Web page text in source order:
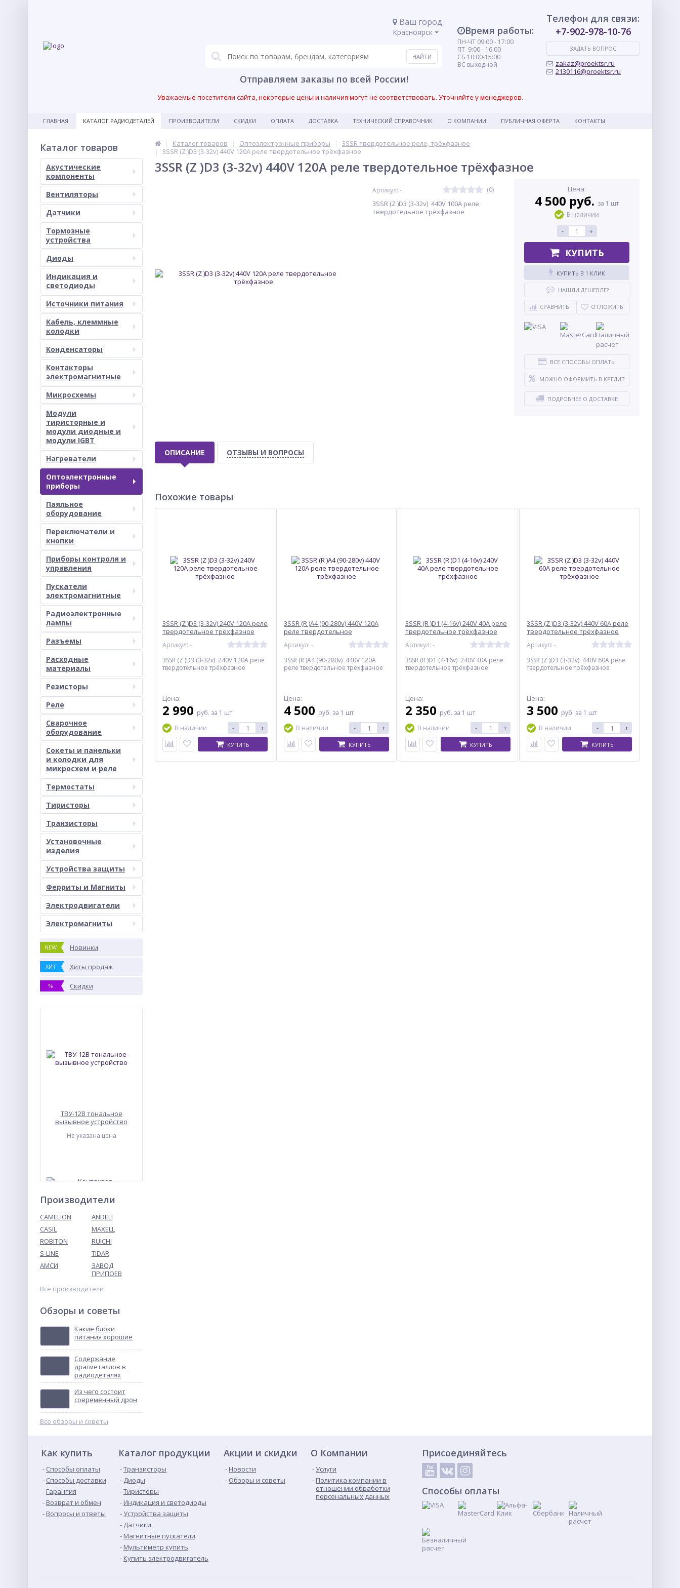
Ваш город
Красноярск
Отправляем заказы по всей России!
Время работы:
ПН-ЧТ 09:00 - 17:00
ПТ 9:00 - 16:00
СБ 10:00-15:00
ВС выходной
Телефон для связи:
+7-902-978-10-76
ЗАДАТЬ ВОПРОС
zakaz@proektsr.ru
2130116@proektsr.ru
Уважаемые посетители сайта, некоторые цены и наличия могут не соответствовать. Уточняйте у менеджеров.
ГЛАВНАЯ КАТАЛОГ РАДИОДЕТАЛЕЙ ПРОИЗВОДИТЕЛИ СКИДКИ ОПЛАТА ДОСТАВКА ТЕХНИЧЕСКИЙ СПРАВОЧНИК О КОМПАНИИ ПУБЛИЧНАЯ ОФЕРТА КОНТАКТЫ
Каталог товаров
Акустические
компоненты
Вентиляторы
Датчики
Тормозные
устройства
Диоды
Индикация и
светодиоды
Источники питания
Кабель, клеммные
колодки
Конденсаторы
Контакторы
электромагнитные
Микросхемы
Модули
тиристорные и
модули диодные и
модули IGBT
Нагреватели
Оптоэлектронные
приборы
Паяльное
оборудование
Переключатели и
кнопки
Приборы контроля и
управления
Пускатели
электромагнитные
Радиоэлектронные
лампы
Разъемы
Расходные
материалы
Резисторы
Реле
Сварочное
оборудование
Сокеты и панельки
и колодки для
микросхем и реле
Термостаты
Тиристоры
Транзисторы
Установочные
изделия
Устройства защиты
Ферриты и Магниты
Электродвигатели
Электромагниты
NEW Новинки
ХИТ Хиты продаж
% Скидки
ТВУ-12В тональное
вызывное устройство
Не указана цена
Контактор
ПМЛ-4160ДМ-80А-220АС-
Не указана цена
ВА57Ф35 200 А
выключатель
автоматический
Не указана цена
Производители
CAMELION
ANDELI
CASIL
MAXELL
ROBITON
RUICHI
S-LINE
TIDAR
АМСИ
ЗАВОД
ПРИПОЕВ
Все производители
Обзоры и советы
Какие блоки
питания хорошие
Содержание
драгметаллов в
радиодеталях
Из чего состоит
современный дрон
Все обзоры и советы
Каталог товаров Оптоэлектронные приборы
3SSR твердотельное реле, трёхфазное
3SSR (Z )D3 (3-32v) 440V 120А реле твердотельное трёхфазное
3SSR (Z )D3 (3-32v) 440V 120А реле твердотельное трёхфазное
Артикул: - (0)
3SSR (Z )D3 (3-32v) 440V 100А реле
твердотельное трёхфазное
Цена:
4 500 руб. за 1 шт
В наличии
- +
КУПИТЬ
КУПИТЬ В 1 КЛИК
НАШЛИ ДЕШЕВЛЕ?
СРАВНИТЬ ОТЛОЖИТЬ
ВСЕ СПОСОБЫ ОПЛАТЫ
МОЖНО ОФОРМИТЬ В КРЕДИТ
ПОДРОБНЕЕ О ДОСТАВКЕ
ОПИСАНИЕ ОТЗЫВЫ И ВОПРОСЫ
Похожие товары
3SSR (Z )D3 (3-32v) 240V 120А реле
твердотельное трёхфазное
Артикул: -
3SSR (Z )D3 (3-32v) 240V 120А реле
твердотельное трёхфазное
Цена:
2 990 руб. за 1 шт
В наличии
- +
КУПИТЬ
3SSR (R )A4 (90-280v) 440V 120А
реле твердотельное
Артикул: -
3SSR (R )A4 (90-280v) 440V 120А
реле твердотельное трёхфазное
Цена:
4 500 руб. за 1 шт
В наличии
- +
КУПИТЬ
3SSR (R )D1 (4-16v) 240V 40А реле
твердотельное трёхфазное
Артикул: -
3SSR (R )D1 (4-16v) 240V 40А реле
твердотельное трёхфазное
Цена:
2 350 руб. за 1 шт
В наличии
- +
КУПИТЬ
3SSR (Z )D3 (3-32v) 440V 60А реле
твердотельное трёхфазное
Артикул: -
3SSR (Z )D3 (3-32v) 440V 60А реле
твердотельное трёхфазное
Цена:
3 500 руб. за 1 шт
В наличии
- +
КУПИТЬ
Как купить
Способы оплаты
Способы доставки
Гарантия
Возврат и обмен
Вопросы и ответы
Каталог продукции
Транзисторы
Диоды
Тиристоры
Индикация и светодиоды
Устройства защиты
Датчики
Магнитные пускатели
Мультиметр купить
Купить электродвигатель
Акции и скидки
Новости
Обзоры и советы
О Компании
Услуги
Политика компании в
отношении обработки
персональных данных
Присоединяйтесь
Способы оплаты